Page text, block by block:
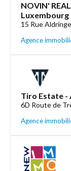
NOVIN'
Luxembourg
15 Rue
Agence
Tiro Estate -
6D Route de
Agence